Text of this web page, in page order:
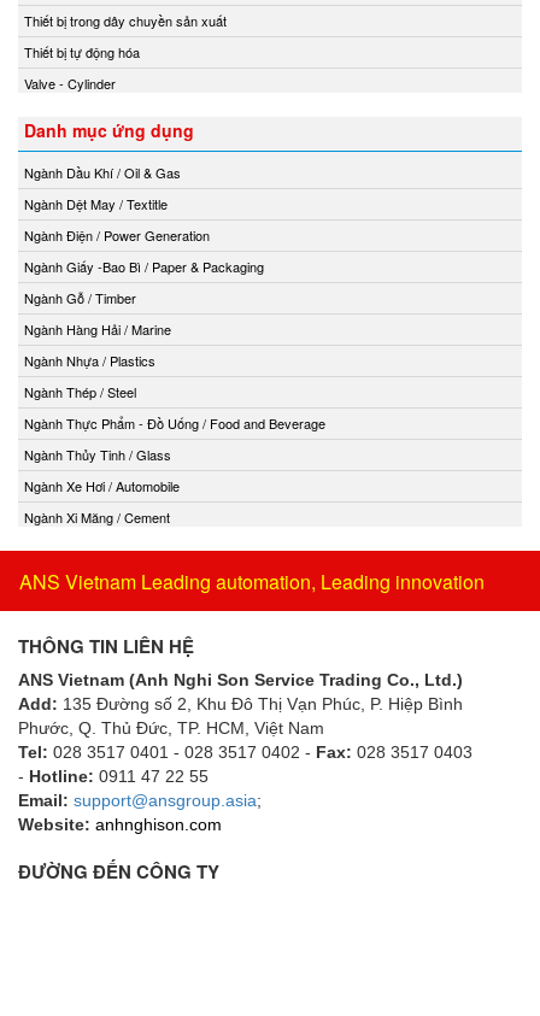
Thiết bị trong dây chuyền sản xuất
Thiết bị tự động hóa
Valve - Cylinder
Danh mục ứng dụng
Ngành Dầu Khí / Oil & Gas
Ngành Dệt May / Textitle
Ngành Điện / Power Generation
Ngành Giấy -Bao Bì / Paper & Packaging
Ngành Gỗ / Timber
Ngành Hàng Hải / Marine
Ngành Nhựa / Plastics
Ngành Thép / Steel
Ngành Thực Phẩm - Đồ Uống / Food and Beverage
Ngành Thủy Tinh / Glass
Ngành Xe Hơi / Automobile
Ngành Xi Măng / Cement
ANS Vietnam Leading automation, Leading innovation
THÔNG TIN LIÊN HỆ
ANS Vietnam (Anh Nghi Son Service Trading Co., Ltd.)
Add: 135 Đường số 2, Khu Đô Thị Vạn Phúc, P. Hiệp Bình
Phước, Q. Thủ Đức, TP. HCM , Việt Nam
Tel: 028 3517 0401 - 028 3517 0402 - Fax: 028 3517 0403
- Hotline: 0911 47 22 55
Email: support@ansgroup.asia;
Website: anhnghison.com
ĐƯỜNG ĐẾN CÔNG TY